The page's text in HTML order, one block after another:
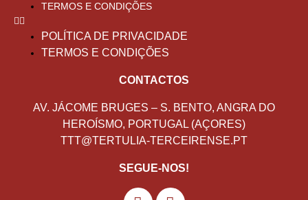
TERMOS E CONDIÇÕES
POLÍTICA DE PRIVACIDADE
TERMOS E CONDIÇÕES
CONTACTOS
AV. JÁCOME BRUGES – S. BENTO, ANGRA DO
HEROÍSMO, PORTUGAL (AÇORES)
TTT@TERTULIA-TERCEIRENSE.PT
SEGUE-NOS!